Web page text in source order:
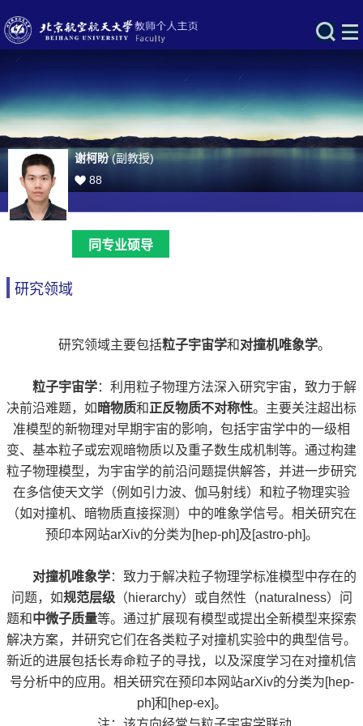
谢柯盼(副教授)
88
同专业硕导
研究领域
研究领域主要包括粒子宇宙学和对撞机唯象学。
粒子宇宙学：利用粒子物理方法深入研究宇宙，致力于解
决前沿难题，如 暗物质和正反物质不对称性。主要关注超出标
准模型的新物理对早期宇宙的影响，包括宇宙学中的一级相
变、基本粒子或宏观暗物质以及重子数生成机制等。通过构建
粒子物理模型，为宇宙学的前沿问题提供解答，并进一步研究
在多信使天文学（例如引力波、伽马射线）和粒子物理实验
（如对撞机、暗物质直接探测）中的唯象学信号。相关研究在
预印本网站arXiv的分类为[hep-ph]及[astro-ph]。
对撞机唯象学：致力于解决粒子物理学标准模型中存在的
问题，如规范层级（hierarchy）或自然性（naturalness）问
题和中微子质量等。通过扩展现有模型或提出全新模型来探索
解决方案，并研究它们在各类粒子对撞机实验中的典型信号。
新近的进展包括长寿命粒子的寻找，以及深度学习在对撞机信
号分析中的应用。相关研究在预印本网站arXiv的分类为[hep-
ph]和[hep-ex]。